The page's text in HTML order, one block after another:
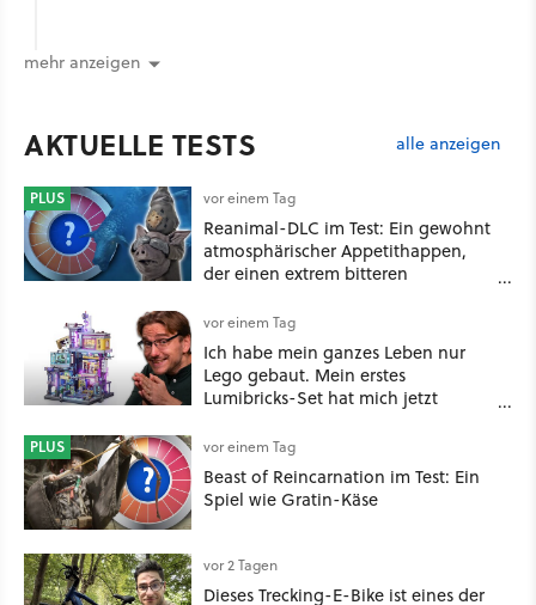
mehr anzeigen
AKTUELLE TESTS alle anzeigen
PLUS vor einem Tag
Reanimal-DLC im Test: Ein gewohnt
atmosphärischer Appetithappen,
der einen extrem bitteren
vor einem Tag
Ich habe mein ganzes Leben nur
Lego gebaut. Mein erstes
Lumibricks-Set hat mich jetzt
Stack im Test
PLUS vor einem Tag
Beast of Reincarnation im Test: Ein
Spiel wie Gratin-Käse
vor 2 Tagen
Dieses Trecking-E-Bike ist eines der